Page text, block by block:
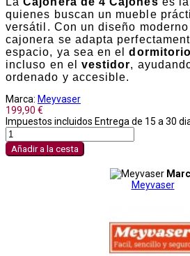
quienes buscan un mueble
versátil. Con un diseño
cajonera se adapta
espacio, ya sea en eldormitorio
incluso en el vestidor,
ordenado y accesible.
Marca: Meyvaser
199,90 €
Impuestos incluidos Entrega de 15 a 30
Añadir a la cesta
Meyvaser